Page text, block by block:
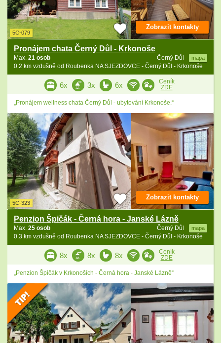
5C-079
Pronájem chata Černý Důl - Krkonoše
Černý Důl mapa
Max. 21 osob
0.2 km vzdušně od Roubenka NA SJEZDOVCE - Černý Důl - Krkonoše
Zobrazit kontakty
6x 3x 6x
Ceník
ZDE
„Pronájem wellness chata Černý Důl - ubytování Krkonoše.“
5C-323
Penzion Špičák - Černá hora - Janské Lázně
Černý Důl mapa
Max. 25 osob
0.3 km vzdušně od Roubenka NA SJEZDOVCE - Černý Důl - Krkonoše
Zobrazit kontakty
8x 8x 8x
Ceník
ZDE
„Penzion Špičák v Krkonoších - Černá hora - Janské Lázně“